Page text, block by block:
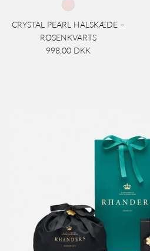
CRYSTAL PEARL HALSKÆDE –
ROSENKVARTS
998,00 DKK